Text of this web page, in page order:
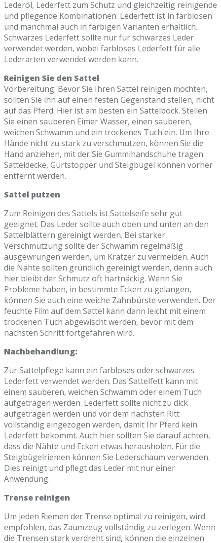
Lederöl, Lederfett zum Schutz und gleichzeitig reinigende
und pflegende Kombinationen. Lederfett ist in farblosen
und manchmal auch in farbigen Varianten erhältlich.
Schwarzes Lederfett sollte nur für schwarzes Leder
verwendet werden, wobei farbloses Lederfett für alle
Lederarten verwendet werden kann.
Reinigen Sie den Sattel
Vorbereitung: Bevor Sie Ihren Sattel reinigen möchten,
sollten Sie ihn auf einen festen Gegenstand stellen, nicht
auf das Pferd. Hier ist am besten ein Sattelbock. Stellen
Sie einen sauberen Eimer Wasser, einen sauberen,
weichen Schwamm und ein trockenes Tuch ein. Um Ihre
Hände nicht zu stark zu verschmutzen, können Sie die
Hand anziehen, mit der Sie Gummihandschuhe tragen.
Satteldecke, Gurtstopper und Steigbügel können vorher
entfernt werden.
Sattel putzen
Zum Reinigen des Sattels ist Sattelseife sehr gut
geeignet. Das Leder sollte auch oben und unten an den
Sattelblättern gereinigt werden. Bei starker
Verschmutzung sollte der Schwamm regelmäßig
ausgewrungen werden, um Kratzer zu vermeiden. Auch
die Nähte sollten gründlich gereinigt werden, denn auch
hier bleibt der Schmutz oft hartnäckig. Wenn Sie
Probleme haben, in bestimmte Ecken zu gelangen,
können Sie auch eine weiche Zahnbürste verwenden. Der
feuchte Film auf dem Sattel kann dann leicht mit einem
trockenen Tuch abgewischt werden, bevor mit dem
nächsten Schritt fortgefahren wird.
Nachbehandlung:
Zur Sattelpflege kann ein farbloses oder schwarzes
Lederfett verwendet werden. Das Sattelfett kann mit
einem sauberen, weichen Schwamm oder einem Tuch
aufgetragen werden. Lederfett sollte nicht zu dick
aufgetragen werden und vor dem nächsten Ritt
vollständig eingezogen werden, damit Ihr Pferd kein
Lederfett bekommt. Auch hier sollten Sie darauf achten,
dass die Nähte und Ecken etwas herausholen. Für die
Steigbügelriemen können Sie Lederschaum verwenden.
Dies reinigt und pflegt das Leder mit nur einer
Anwendung.
Trense reinigen
Um jeden Riemen der Trense optimal zu reinigen, wird
empfohlen, das Zaumzeug vollständig zu zerlegen. Wenn
die Trensen stark verdreht sind, können die einzelnen